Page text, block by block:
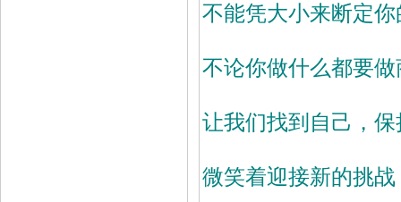
不能凭大小来断定
不论你做什么都要做
让我们找到自己，
微笑着迎接新的挑战
机
票
机
票